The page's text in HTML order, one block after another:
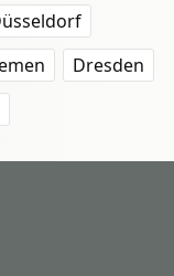
Dresden